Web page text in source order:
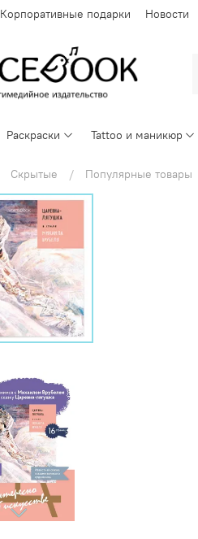
Корпоративные подарки Новости
Раскраски Tattoo и маникюр
Скрытые Популярные товары